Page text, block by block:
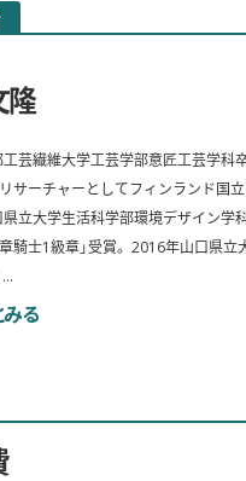
隆
芸繊維大学工芸学部意匠工芸学
サーチャーとしてフィンランド国立
立大学生活科学部環境デザイン学
騎士1級章」受賞。2016年山口県
隆のプロフィールを詳しく見る
みる